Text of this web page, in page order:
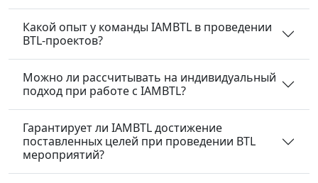
Какой опыт у команды IAMBTL в проведении
BTL-проектов?
Можно ли рассчитывать на индивидуальный
подход при работе с IAMBTL?
Гарантирует ли IAMBTL достижение
поставленных целей при проведении BTL
мероприятий?